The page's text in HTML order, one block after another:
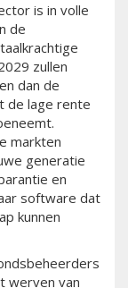
is in volle
de
zullen
dan de
de lage rente
markten
generatie
en
software dat
kunnen
werven van